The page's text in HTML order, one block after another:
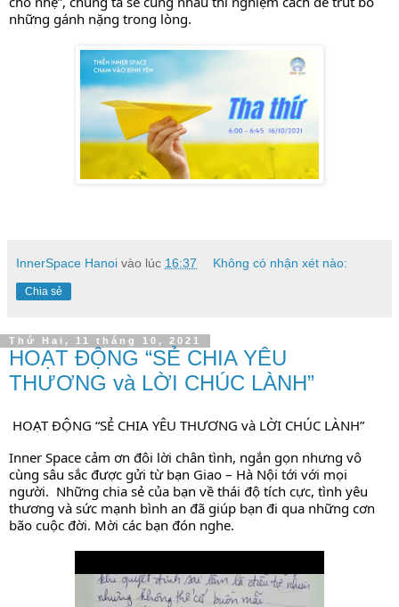
những gánh nặng trong lòng.
InnerSpace Hanoi vào lúc 16:37 Không có nhận xét nào:
Chia sẻ
Thứ Hai, 11 tháng 10, 2021
HOẠT ĐỘNG “SẺ CHIA YÊU
THƯƠNG và LỜI CHÚC LÀNH”
HOẠT ĐỘNG “SẺ CHIA YÊU THƯƠNG và LỜI CHÚC LÀNH”
Inner Space cảm ơn đôi lời chân tình, ngắn gọn nhưng vô
cùng sâu sắc được gửi từ bạn Giao – Hà Nội tới với mọi
người.  Những chia sẻ của bạn về thái độ tích cực, tình yêu
thương và sức mạnh bình an đã giúp bạn đi qua những cơn
bão cuộc đời. Mời các bạn đón nghe.